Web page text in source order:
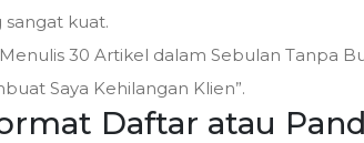
kuat.
30 Artikel dalam Sebulan Tanpa
Saya Kehilangan Klien”.
Daftar atau